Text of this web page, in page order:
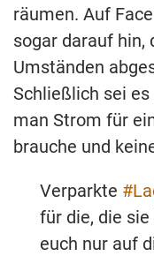
räumen. Auf
sogar darauf hin,
Umständen
Schließlich sei es
man Strom für
brauche und
Verparkte
für die, die
euch nur auf